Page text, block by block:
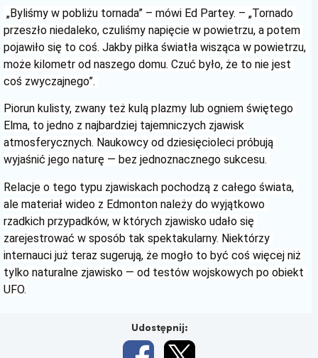
przeszło niedaleko, czuliśmy napięcie w powietrzu, a potem
pojawiło się to coś. Jakby piłka światła wisząca w powietrzu,
może kilometr od naszego domu. Czuć było, że to nie jest
coś zwyczajnego”.
Piorun kulisty, zwany też kulą plazmy lub ogniem świętego
Elma, to jedno z najbardziej tajemniczych zjawisk
atmosferycznych. Naukowcy od dziesięcioleci próbują
wyjaśnić jego naturę — bez jednoznacznego sukcesu.
Relacje o tego typu zjawiskach pochodzą z całego świata,
ale materiał wideo z Edmonton należy do wyjątkowo
rzadkich przypadków, w których zjawisko udało się
zarejestrować w sposób tak spektakularny. Niektórzy
internauci już teraz sugerują, że mogło to być coś więcej niż
tylko naturalne zjawisko — od testów wojskowych po obiekt
UFO.
Udostępnij: